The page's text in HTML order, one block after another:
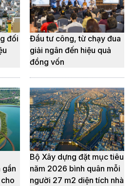
đối
Đầu tư công, từ chạy đua
giải ngân đến hiệu quả
đồng vốn
gần
Bộ Xây dựng đặt mục tiêu
năm 2026 bình quân mỗi
người 27 m2 diện tích nhà